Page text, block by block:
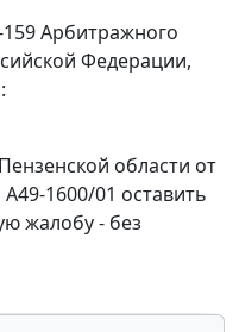
Арбитражного
Федерации,
области от
1600/01 оставить
жалобу - без